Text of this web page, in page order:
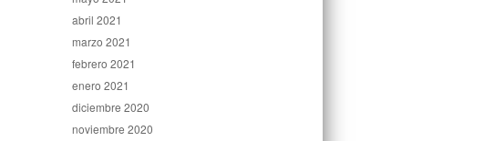
abril 2021
marzo 2021
febrero 2021
enero 2021
diciembre 2020
noviembre 2020